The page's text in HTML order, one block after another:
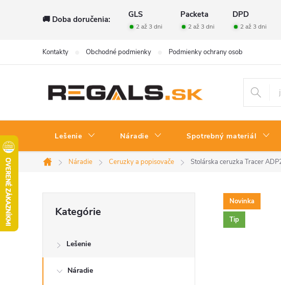
🚚 Doba doručenia: GLS Packeta DPD
2 až 3 dni 2 až 3 dni 2 až 3 dni
Kontakty Obchodné podmienky Podmienky ochrany osobných údajov
Lešenie Náradie Spotrebný materiál
Domov
Náradie Ceruzky a popisovače Stolárska ceruzka Tracer
č
kategórie
Kategórie
Lešenie
Náradie
Novinka
Tip